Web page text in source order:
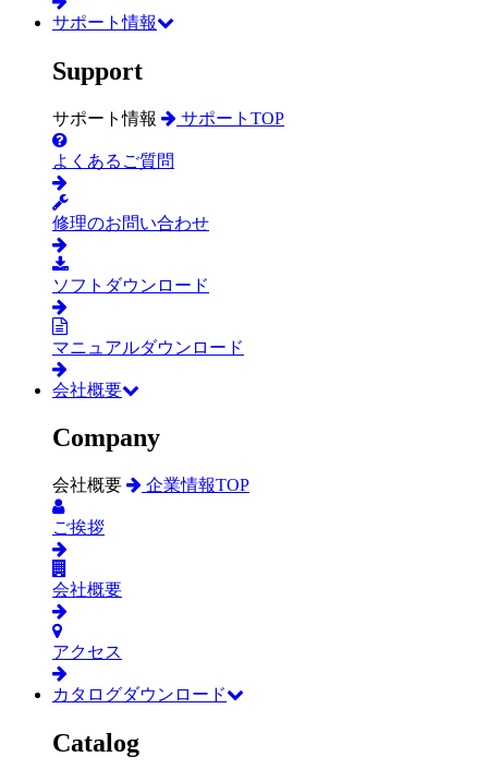
サポート情報
Support
サポート情報 サポートTOP
よくあるご質問
修理のお問い合わせ
ソフトダウンロード
マニュアルダウンロード
会社概要
Company
会社概要 企業情報TOP
ご挨拶
会社概要
アクセス
カタログダウンロード
Catalog